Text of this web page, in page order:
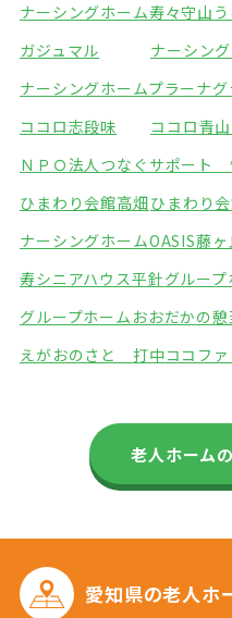
ナーシングホーム寿々守山
ガジュマル
ナーシン
ナーシングホームプラーナ
ココロ志段味
ココロ青
ＮＰＯ法人つなぐサポート
ひまわり会館高畑ひまわり
ナーシングホームOASIS藤ヶ
寿シニアハウス平針グルー
グループホームおおだかの憩
えがおのさと 打中ココフ
老人ホーム
愛知県の老人ホ